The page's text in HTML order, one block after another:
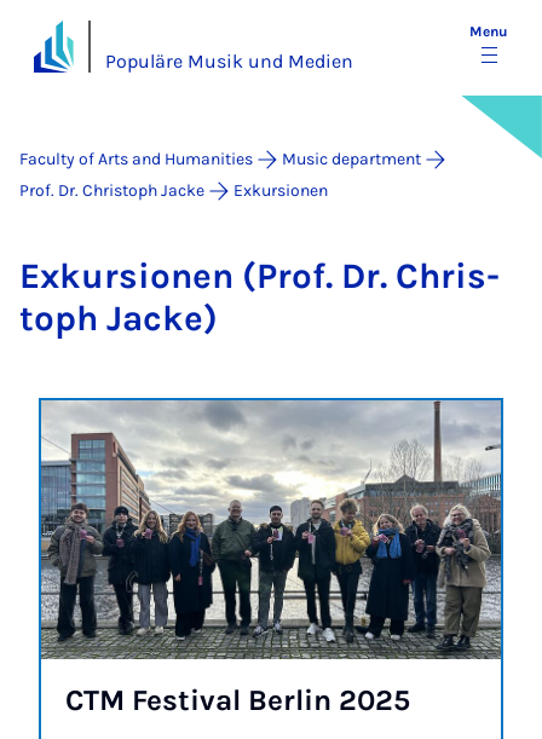
Populäre Musik und Medien
Menu
Faculty of Arts and Humanities
Music department
Prof. Dr. Christoph Jacke
Exkursionen
Ex­kur­sion­en (Prof. Dr. Chris­
toph Jacke)
CTM Fest­iv­al Ber­lin 2025